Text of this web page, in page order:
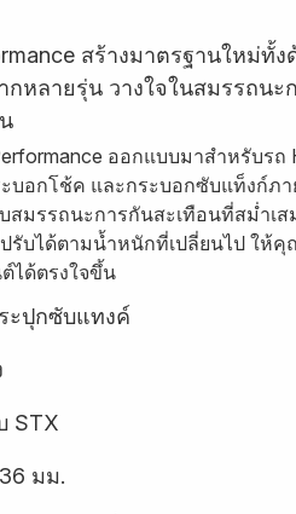
สร้างมาตรฐานให
หลายรุ่น วางใจในสมรรถน
ออกแบบมาสำหรับรถ
อกโช้ค และกระบอกซับแท็งก์ภ
สมรรถนะการกันสะเทือนที่สม่ำ
บได้ตามน้ำหนักที่เปลี่ยนไป ให้
ได้ตรงใจขึ้น
ะปุกซับแทงค์
STX
มม.